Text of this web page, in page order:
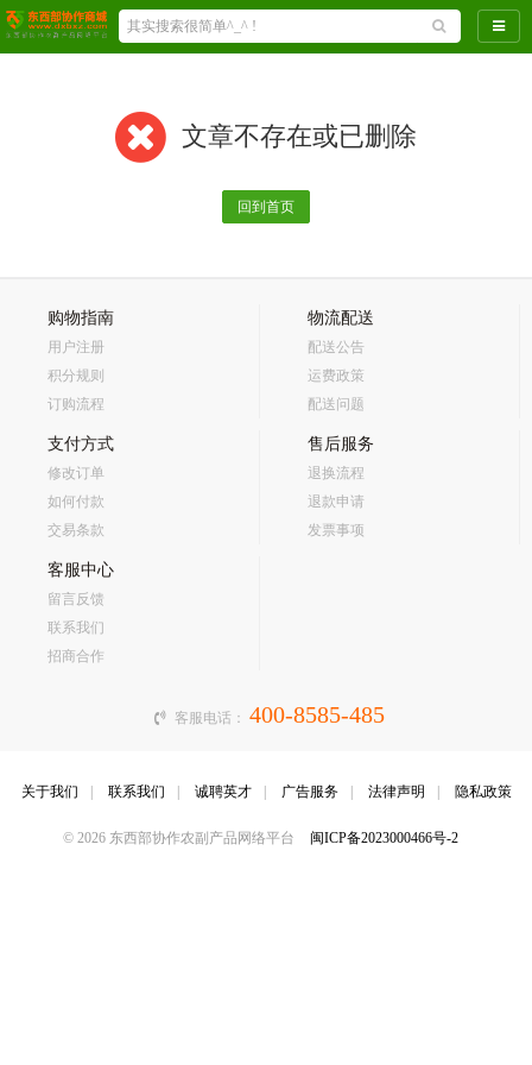
导航
文章不存在或已删除
回到首页
购物指南
用户注册
积分规则
订购流程
物流配送
配送公告
运费政策
配送问题
支付方式
修改订单
如何付款
交易条款
售后服务
退换流程
退款申请
发票事项
客服中心
留言反馈
联系我们
招商合作
客服电话： 400-8585-485
关于我们 | 联系我们 | 诚聘英才 | 广告服务 | 法律声明 | 隐私政策
© 2026 东西部协作农副产品网络平台 闽ICP备2023000466号-2